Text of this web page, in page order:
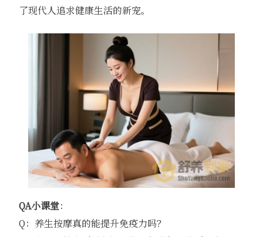
了现代人追求健康生活的新宠。
QA小课堂：
Q：养生按摩真的能提升免疫力吗？